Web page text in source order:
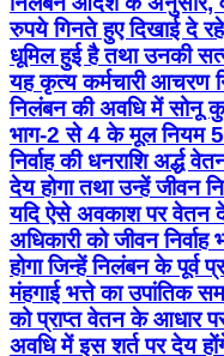
रुपये गिनते हुए दिखाई दे
धूमिल हुई है तथा उनकी
यह कृत्य कर्मचारी आचरण
निलंबन की अवधि में सोनू
भाग-2 से 4 के मूल नियम
निर्वाह की धनराशि अर्द्ध
देय होगा तथा उन्हें जीवन
यदि ऐसे अवकाश पर वेतन
अधिकारी को जीवन
होगा जिन्हें निलंबन के पूर्व
मंहगाई भत्ते का उपांतिक
को प्राप्त वेतन के आधार
अवधि में इस शर्त पर देय